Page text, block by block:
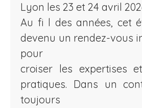
Lyon les 23 et 24 avril
Au fi l des années, cet
devenu un rendez-vous
pour
croiser les expertises
pratiques. Dans un
toujours